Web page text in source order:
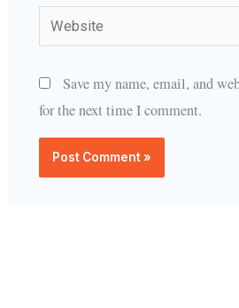
Website
Save my name, email, and
for the next time I comment.